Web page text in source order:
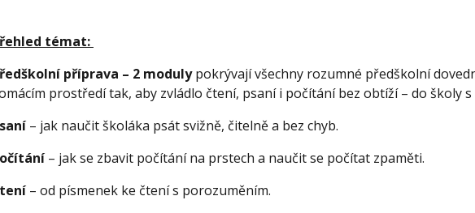
témat:
příprava – 2 modulypokrývají všechny rozumné předškolní
prostředí tak, aby zvládlo čtení, psaní i počítání bez obtíží – do školy
– jak naučit školáka psát svižně, čitelně a bez chyb.
– jak se zbavit počítání na prstech a naučit se počítat zpaměti.
– od písmenek ke čtení s porozuměním.